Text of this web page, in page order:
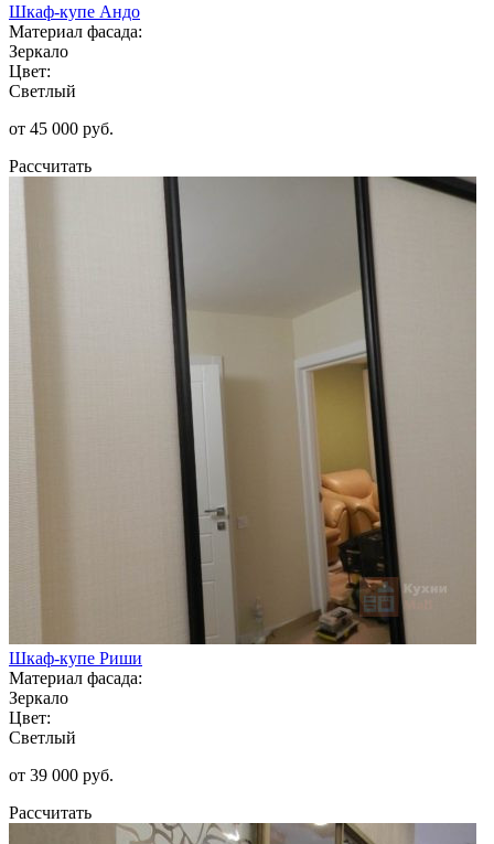
Шкаф-купе Андо
Материал фасада:
Зеркало
Цвет:
Светлый
от 45 000 руб.
Рассчитать
Шкаф-купе Риши
Материал фасада:
Зеркало
Цвет:
Светлый
от 39 000 руб.
Рассчитать